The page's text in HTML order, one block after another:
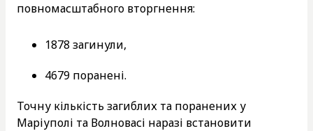
повномасштабного вторгнення:
1878 загинули,
4679 поранені.
Точну кількість загиблих та поранених у
Маріуполі та Волновасі наразі встановити